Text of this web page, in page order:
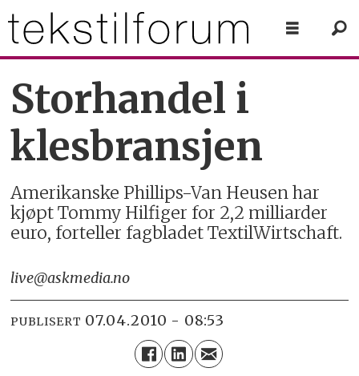
Storhandel i
klesbransjen
Amerikanske Phillips-Van Heusen har
kjøpt Tommy Hilfiger for 2,2 milliarder
euro, forteller fagbladet TextilWirtschaft.
live@askmedia.no
PUBLISERT 07.04.2010 - 08:53